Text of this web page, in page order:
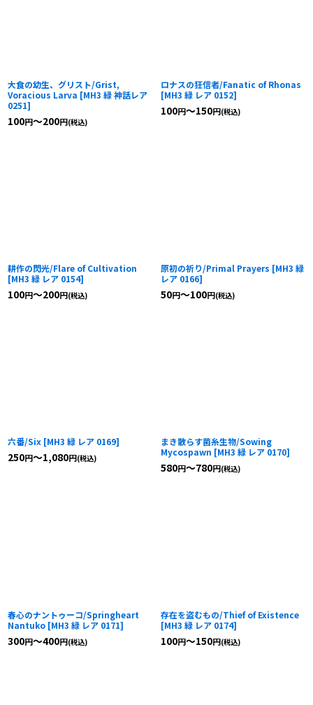
大食の幼生、グリスト/Grist,
Voracious Larva [MH3 緑 神話レア
0251]
100円～200円(税込)
ロナスの狂信者/Fanatic of Rhonas
[MH3 緑 レア 0152]
100円～150円(税込)
耕作の閃光/Flare of Cultivation
[MH3 緑 レア 0154]
100円～200円(税込)
原初の祈り/Primal Prayers [MH3 緑
レア 0166]
50円～100円(税込)
六番/Six [MH3 緑 レア 0169]
250円～1,080円(税込)
まき散らす菌糸生物/Sowing
Mycospawn [MH3 緑 レア 0170]
580円～780円(税込)
春心のナントゥーコ/Springheart
Nantuko [MH3 緑 レア 0171]
300円～400円(税込)
存在を盗むもの/Thief of Existence
[MH3 緑 レア 0174]
100円～150円(税込)